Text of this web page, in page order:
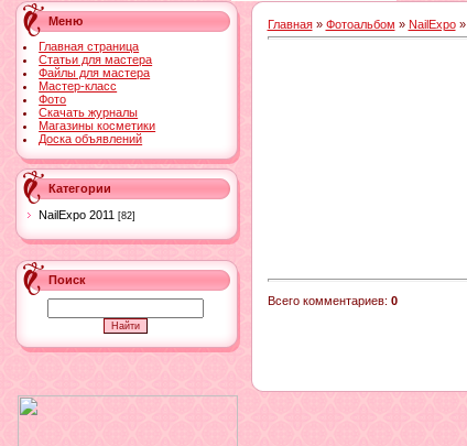
Меню
Главная страница
Статьи для мастера
Файлы для мастера
Мастер-класс
Фото
Скачать журналы
Магазины косметики
Доска объявлений
Категории
NailExpo 2011 [82]
Поиск
Главная» Фотоальбом » NailExpo»
Всего комментариев: 0